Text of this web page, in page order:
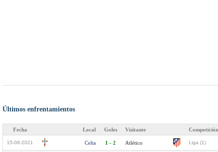
Últimos enfrentamientos
Fecha Local Goles Visitante Competición
15-08-2021 Celta 1 - 2 Atlético Liga (1)